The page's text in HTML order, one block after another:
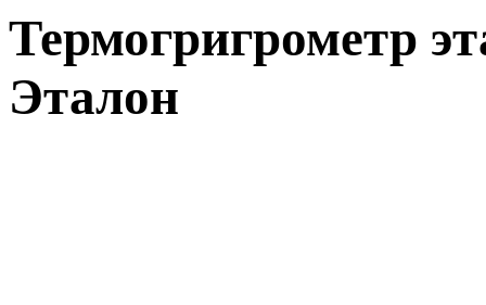
Термогригрометр
Эталон